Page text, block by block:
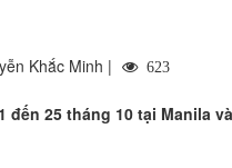
Khắc Minh | 623
25 tháng 10 tại Manila